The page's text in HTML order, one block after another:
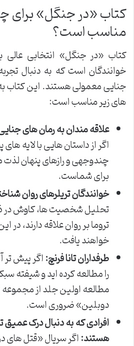
کتاب «در جنگل» برای
مناسب است؟
کتاب «در جنگل» انتخابی
خوانندگان است که به دنبال
جنایی معمولی هستند. این کتاب
های زیر مناسب است:
علاقه مندان به رمان های
اگر از داستان هایی با لایه
چندوجهی و رازهای پنهان لذت
برای شماست.
خوانندگان تریلرهای روان
تحلیل شخصیت ها، کاوش در
تروما بر روان علاقه دارند،
خواهند یافت.
طرفداران تانا فرنچ:اگر پیش تر
را مطالعه کرده اید و شیفته
مطالعه اولین جلد از
دوبلین» ضروری است.
افرادی که به دنبال درک عمیق
هستند:اگر سریال «قتل های